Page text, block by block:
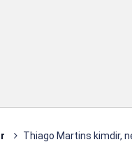
Thiago Martins kimdir,